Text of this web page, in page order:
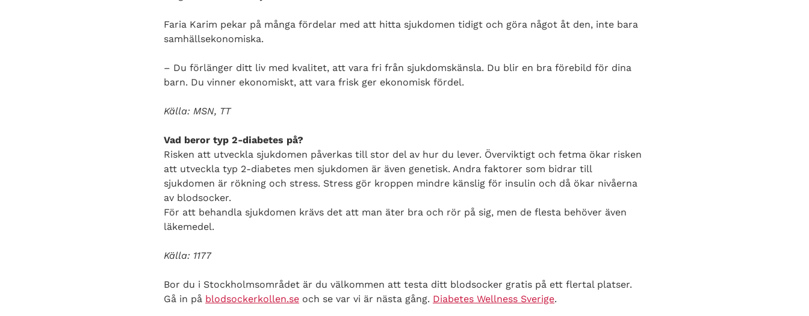
Faria Karim pekar på många fördelar med att hitta sjukdomen tidigt och göra något åt den, inte bara
samhällsekonomiska.
– Du förlänger ditt liv med kvalitet, att vara fri från sjukdomskänsla. Du blir en bra förebild för dina
barn. Du vinner ekonomiskt, att vara frisk ger ekonomisk fördel.
Källa: MSN, TT
Vad beror typ 2-diabetes på?
Risken att utveckla sjukdomen påverkas till stor del av hur du lever. Överviktigt och fetma ökar risken
att utveckla typ 2-diabetes men sjukdomen är även genetisk. Andra faktorer som bidrar till
sjukdomen är rökning och stress. Stress gör kroppen mindre känslig för insulin och då ökar nivåerna
av blodsocker.
För att behandla sjukdomen krävs det att man äter bra och rör på sig, men de flesta behöver även
läkemedel.
Källa: 1177
Bor du i Stockholmsområdet är du välkommen att testa ditt blodsocker gratis på ett flertal platser.
Gå in på blodsockerkollen.se och se var vi är nästa gång. Diabetes Wellness Sverige.